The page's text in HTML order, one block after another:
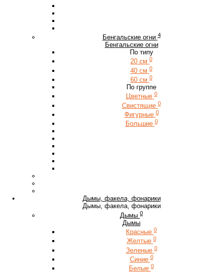
Бенгальские огни 4
Бенгальские огни
По типу
20 см 0
40 см 0
60 см 0
По группе
Цветные 0
Свистящие 0
Фигурные 0
Большие 0
Дымы, факела, фонарики
Дымы, факела, фонарики
Дымы 0
Дымы
Красные 0
Желтые 0
Зеленые 0
Синие 0
Белые 0